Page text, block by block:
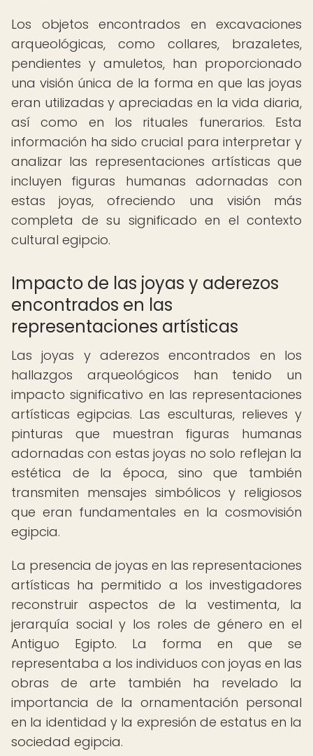
Los objetos encontrados en excavaciones
arqueológicas, como collares, brazaletes,
pendientes y amuletos, han proporcionado
una visión única de la forma en que las joyas
eran utilizadas y apreciadas en la vida diaria,
así como en los rituales funerarios. Esta
información ha sido crucial para interpretar y
analizar las representaciones artísticas que
incluyen figuras humanas adornadas con
estas joyas, ofreciendo una visión más
completa de su significado en el contexto
cultural egipcio.
Impacto de las joyas y aderezos
encontrados en las
representaciones artísticas
Las joyas y aderezos encontrados en los
hallazgos arqueológicos han tenido un
impacto significativo en las representaciones
artísticas egipcias. Las esculturas, relieves y
pinturas que muestran figuras humanas
adornadas con estas joyas no solo reflejan la
estética de la época, sino que también
transmiten mensajes simbólicos y religiosos
que eran fundamentales en la cosmovisión
egipcia.
La presencia de joyas en las representaciones
artísticas ha permitido a los investigadores
reconstruir aspectos de la vestimenta, la
jerarquía social y los roles de género en el
Antiguo Egipto. La forma en que se
representaba a los individuos con joyas en las
obras de arte también ha revelado la
importancia de la ornamentación personal
en la identidad y la expresión de estatus en la
sociedad egipcia.